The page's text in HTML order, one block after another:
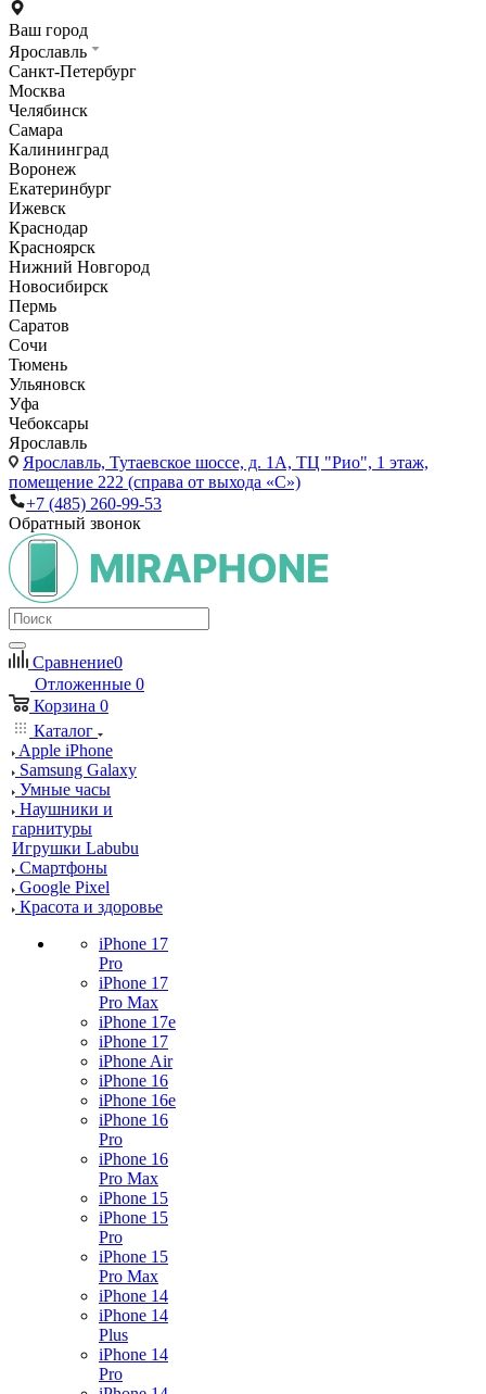
Ваш город
Ярославль
Санкт-Петербург
Москва
Челябинск
Самара
Калининград
Воронеж
Екатеринбург
Ижевск
Краснодар
Красноярск
Нижний Новгород
Новосибирск
Пермь
Саратов
Сочи
Тюмень
Ульяновск
Уфа
Чебоксары
Ярославль
Ярославль, Тутаевское шоссе, д. 1А, ТЦ "Рио", 1 этаж,
помещение 222 (справа от выхода «С»)
+7 (485) 260-99-53
Обратный звонок
Сравнение0
Отложенные 0
Корзина 0
Каталог
Apple iPhone
Samsung Galaxy
Умные часы
Наушники и
гарнитуры
Игрушки Labubu
Смартфоны
Google Pixel
Красота и здоровье
iPhone 17
Pro
iPhone 17
Pro Max
iPhone 17e
iPhone 17
iPhone Air
iPhone 16
iPhone 16e
iPhone 16
Pro
iPhone 16
Pro Max
iPhone 15
iPhone 15
Pro
iPhone 15
Pro Max
iPhone 14
iPhone 14
Plus
iPhone 14
Pro